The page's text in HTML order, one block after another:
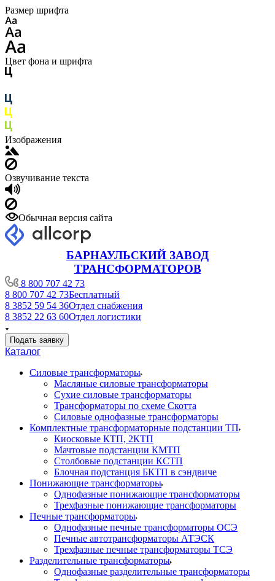
Размер шрифта
Цвет фона и шрифта
Изображения
Озвучивание текста
Обычная версия сайта
БАРНАУЛЬСКИЙ ЗАВОД
ТРАНСФОРМАТОРОВ
8 800 707 42 73
8 800 707 42 73Бесплатный
8 3852 59 54 36Отдел снабжения
8 3852 22 63 60Отдел логистики
Подать заявку
Каталог
Силовые трансформаторы
Масляные силовые трансформаторы
Сухие силовые трансформаторы
Трансформаторы по схеме Скотта
Силовые однофазные трансформаторы
Комплектные трансформаторные подстанции ТП
Киосковые КТП, 2КТП
Мачтовые подстанции КМТП
Столбовые подстанции КСТП
Блочная подстанция БКТП в сэндвиче
Понижающие трансформаторы
Однофазные понижающие трансформаторы
Трехфазные понижающие трансформаторы
Печные трансформаторы
Однофазные печные трансформаторы ОСЭ
Печные автотрансформаторы АТЭСК
Трехфазные печные трансформаторы ТСЭ
Разделительные трансформаторы
Однофазные разделительные трансформаторы